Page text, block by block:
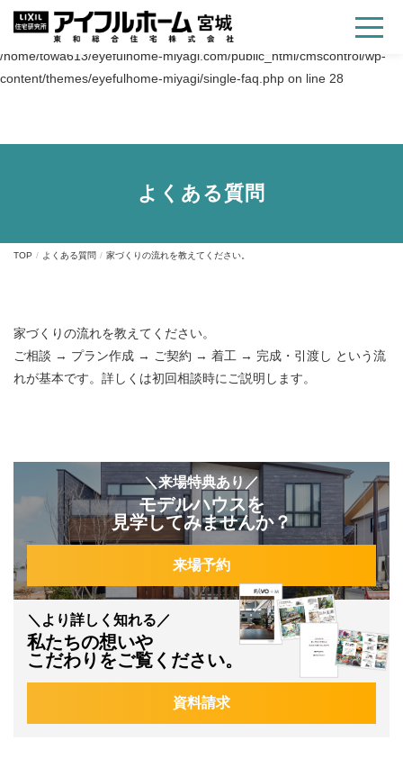
Warning: Trying to access array offset on value of type bool in
/home/towa613/eyefulhome-miyagi.com/public_html/cmscontrol/wp-
content/themes/eyefulhome-miyagi/single-faq.php on line 28
よくある質問
TOP よくある質問 家づくりの流れを教えてください。
家づくりの流れを教えてください。
ご相談 → プラン作成 → ご契約 → 着工 → 完成・引渡し という流
れが基本です。詳しくは初回相談時にご説明します。
＼来場特典あり／
モデルハウスを
見学してみませんか？
来場予約
＼より詳しく知れる／
私たちの想いや
こだわりをご覧ください。
資料請求